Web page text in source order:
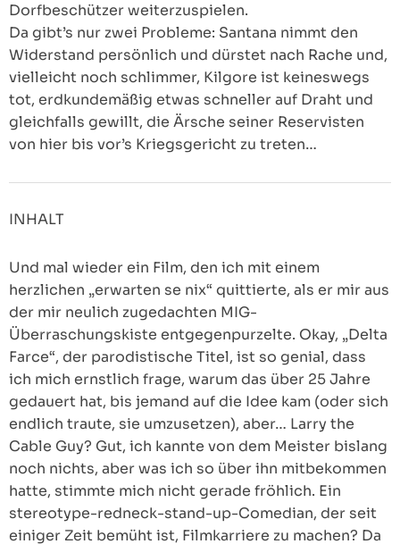
Dorfbeschützer weiterzuspielen.
Da gibt’s nur zwei Probleme: Santana nimmt den
Widerstand persönlich und dürstet nach Rache und,
vielleicht noch schlimmer, Kilgore ist keineswegs
tot, erdkundemäßig etwas schneller auf Draht und
gleichfalls gewillt, die Ärsche seiner Reservisten
von hier bis vor’s Kriegsgericht zu treten…
INHALT
Und mal wieder ein Film, den ich mit einem
herzlichen „erwarten se nix“ quittierte, als er mir aus
der mir neulich zugedachten MIG-
Überraschungskiste entgegenpurzelte. Okay, „Delta
Farce“, der parodistische Titel, ist so genial, dass
ich mich ernstlich frage, warum das über 25 Jahre
gedauert hat, bis jemand auf die Idee kam (oder sich
endlich traute, sie umzusetzen), aber… Larry the
Cable Guy? Gut, ich kannte von dem Meister bislang
noch nichts, aber was ich so über ihn mitbekommen
hatte, stimmte mich nicht gerade fröhlich. Ein
stereotype-redneck-stand-up-Comedian, der seit
einiger Zeit bemüht ist, Filmkarriere zu machen? Da